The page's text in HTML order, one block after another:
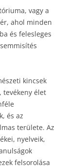
vagy a
ahol minden
és felesleges
kincsek
tevékeny élet
és az
területe. Az
nyelveik,
felsorolása